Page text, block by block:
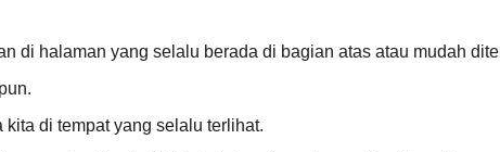
di halaman yang selalu berada di bagian atas atau mudah
di tempat yang selalu terlihat.